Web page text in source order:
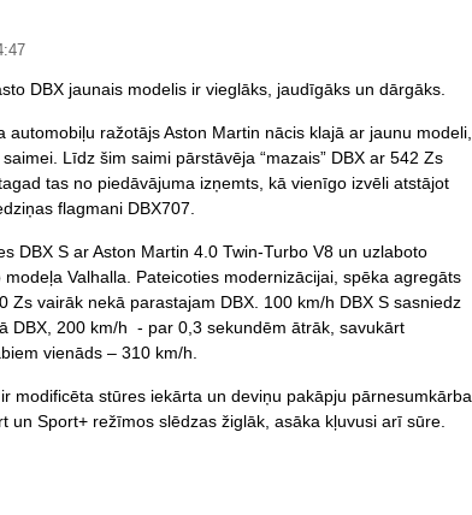
DBX jaunais modelis ir vieglāks, jaudīgāks un dārgāks.
automobiļu ražotājs Aston Martin nācis klajā ar jaunu modeli,
Līdz šim saimi pārstāvēja “mazais” DBX ar 542 Zs
tas no piedāvājuma izņemts, kā vienīgo izvēli atstājot
flagmani DBX707.
DBX S ar Aston Martin 4.0 Twin-Turbo V8 un uzlaboto
Valhalla. Pateicoties modernizācijai, spēka agregāts
Zs vairāk nekā parastajam DBX. 100 km/h DBX S sasniedz
DBX, 200 km/h - par 0,3 sekundēm ātrāk, savukārt
vienāds – 310 km/h.
modificēta stūres iekārta un deviņu pakāpju pārnesumkārba,
un Sport+ režīmos slēdzas žiglāk, asāka kļuvusi arī sūre.